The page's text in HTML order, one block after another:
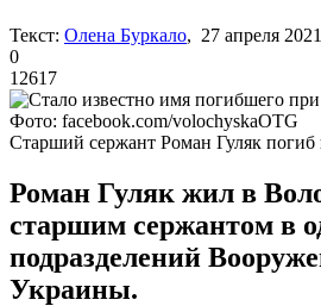
Текст: Олена Буркало, 27 апреля
0
12617
Фото: facebook.com/volochyskaOTG
Старший сержант Роман Гуляк погиб
Роман Гуляк жил в
старшим сержантом в
подразделений
Украины.